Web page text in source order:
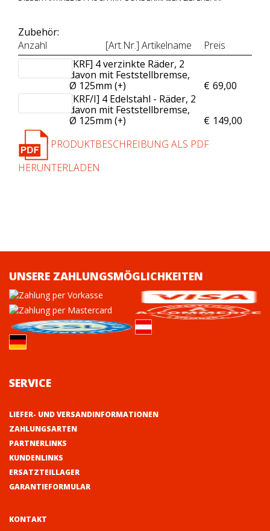
Zubehör:
Anzahl
[Art.Nr.] Artikelname
Preis
[KRF] 4 verzinkte Räder, 2
davon mit Feststellbremse,
Ø 125mm (+
€ 69,00
)
[KRF/I] 4 Edelstahl - Räder, 2
davon mit Feststellbremse,
Ø 125mm (+
€ 149,00
)
PRODUKTBESCHREIBUNG ALS PDF
HERUNTERLADEN
UNSERE ZAHLUNGSMÖGLICHKEITEN
SERVICE
LIEFER- UND VERSANDINFORMATIONEN
ZAHLUNGSARTEN
PARTNERLINKS
KUNDENLINKS
ERSATZTEILLAGER
GARANTIEFORMULAR
KONTAKT